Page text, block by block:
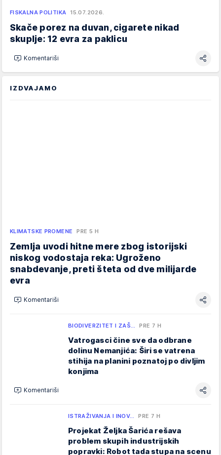
FISKALNA POLITIKA 15.07.2026.
Skače porez na duvan, cigarete nikad
skuplje: 12 evra za paklicu
Komentariši
IZDVAJAMO
KLIMATSKE PROMENE PRE 5 H
Zemlja uvodi hitne mere zbog istorijski
niskog vodostaja reka: Ugroženo
snabdevanje, preti šteta od dve milijarde
evra
Komentariši
BIODIVERZITET I ZAŠ… PRE 7 H
Vatrogasci čine sve da odbrane
dolinu Nemanjića: Širi se vatrena
stihija na planini poznatoj po divljim
konjima
Komentariši
ISTRAŽIVANJA I INOV… PRE 7 H
Projekat Željka Šarića rešava
problem skupih industrijskih
popravki: Robot tada stupa na scenu